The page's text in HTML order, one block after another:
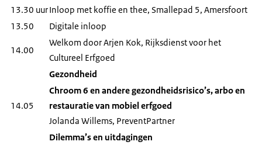
13.30 uurInloop met koffie en thee, Smallepad 5, Amersfoort
13.50
Digitale inloop
14.00
Welkom door Arjen Kok, Rijksdienst voor het
Cultureel Erfgoed
Gezondheid
14.05
Chroom 6 en andere gezondheidsrisico’s, arbo en
restauratie van mobiel erfgoed
Jolanda Willems, PreventPartner
Dilemma’s en uitdagingen